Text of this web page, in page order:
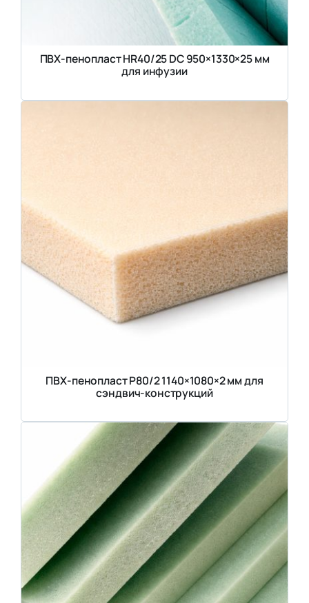
ПВХ-пенопласт HR40/25 DC 950×1330×25 мм
для инфузии
ПВХ-пенопласт Р80/2 1140×1080×2 мм для
сэндвич-конструкций